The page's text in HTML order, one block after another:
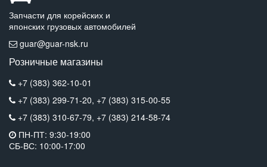
Запчасти для корейских и
японских грузовых автомобилей
guar@guar-nsk.ru
Розничные магазины
+7 (383) 362-10-01
+7 (383) 299-71-20, +7 (383) 315-00-55
+7 (383) 310-67-79, +7 (383) 214-58-74
ПН-ПТ: 9:30-19:00
СБ-ВС: 10:00-17:00